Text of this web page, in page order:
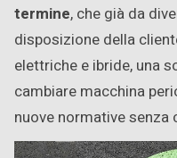
termine, che già da
disposizione della
elettriche e ibride, una
cambiare macchina
nuove normative senza